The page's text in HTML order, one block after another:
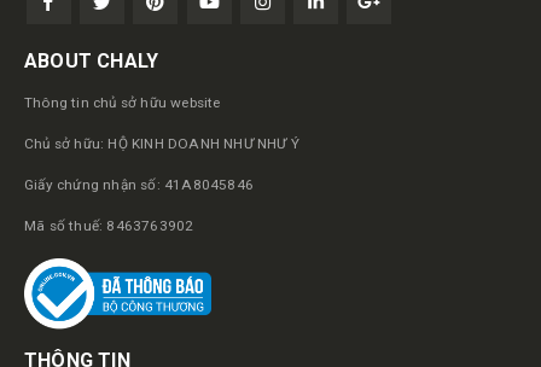
ABOUT CHALY
Thông tin chủ sở hữu website
Chủ sở hữu: HỘ KINH DOANH NHƯ NHƯ Ý
Giấy chứng nhận số: 41A8045846
Mã số thuế: 8463763902
THÔNG TIN